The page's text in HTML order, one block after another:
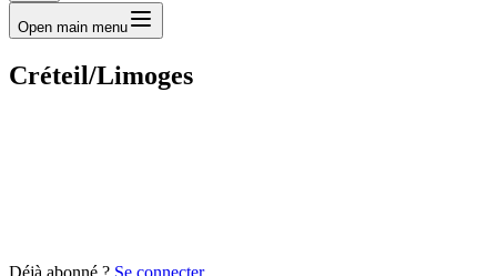
Open main menu
Créteil/Limoges